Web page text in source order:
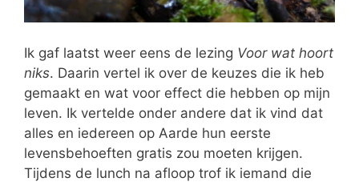
Ik gaf laatst weer eens de lezing Voor wat hoort
niks. Daarin vertel ik over de keuzes die ik heb
gemaakt en wat voor effect die hebben op mijn
leven. Ik vertelde onder andere dat ik vind dat
alles en iedereen op Aarde hun eerste
levensbehoeften gratis zou moeten krijgen.
Tijdens de lunch na afloop trof ik iemand die